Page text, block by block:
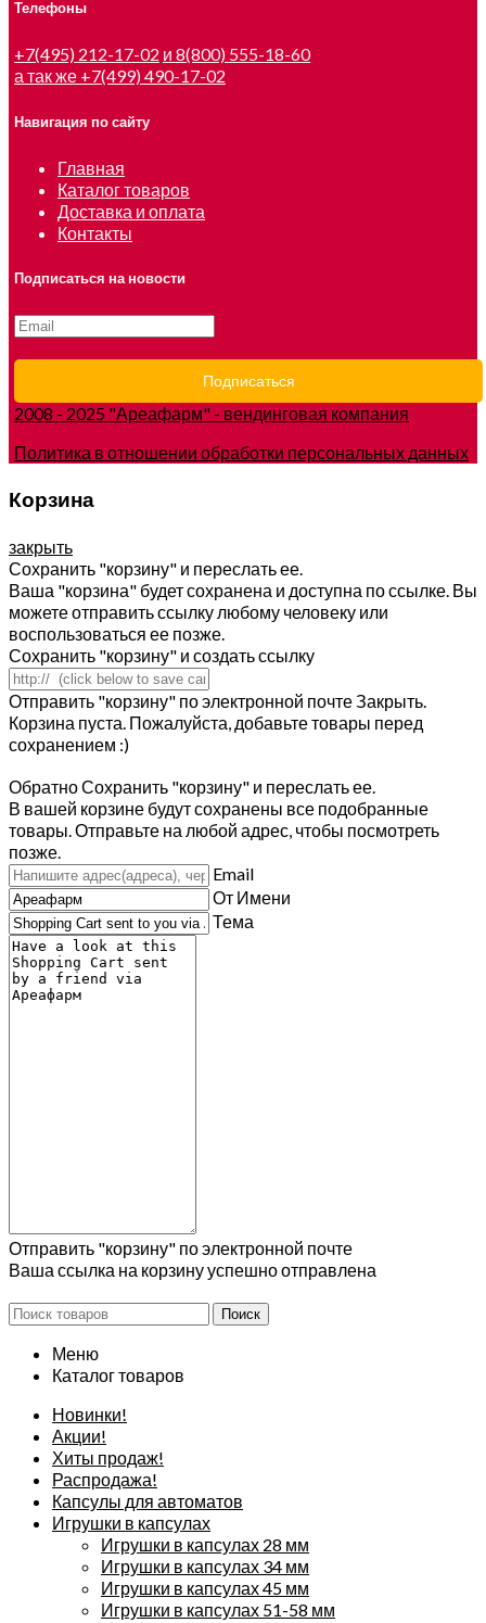
Телефоны
+7(495) 212-17-02 и 8(800) 555-18-60
а так же +7(499) 490-17-02
Навигация по сайту
Главная
Каталог товаров
Доставка и оплата
Контакты
Подписаться на новости
2008 - 2025 "Ареафарм" - вендинговая компания
Политика в отношении обработки персональных данных
Корзина
закрыть
Сохранить "корзину" и переслать ее.
Ваша "корзина" будет сохранена и доступна по ссылке. Вы
можете отправить ссылку любому человеку или
воспользоваться ее позже.
Сохранить "корзину" и создать ссылку
Отправить "корзину" по электронной почте Закрыть.
Корзина пуста. Пожалуйста, добавьте товары перед
сохранением :)
ОбратноСохранить "корзину" и переслать ее.
В вашей корзине будут сохранены все подобранные
товары. Отправьте на любой адрес, чтобы посмотреть
позже.
Email
От Имени
Тема
Отправить "корзину" по электронной почте
Ваша ссылка на корзину успешно отправлена
Поиск
Меню
Каталог товаров
Новинки!
Акции!
Хиты продаж!
Распродажа!
Капсулы для автоматов
Игрушки в капсулах
Игрушки в капсулах 28 мм
Игрушки в капсулах 34 мм
Игрушки в капсулах 45 мм
Игрушки в капсулах 51-58 мм